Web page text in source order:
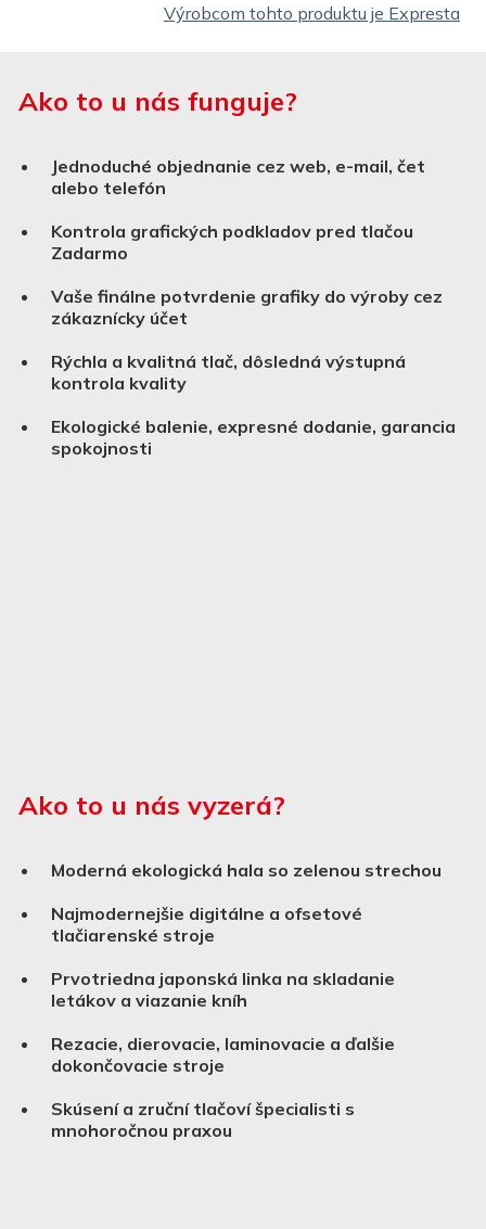
Výrobcom tohto produktu je Expresta
Ako to u nás funguje?
Jednoduché objednanie cez web, e-mail, čet
alebo telefón
Kontrola grafických podkladov pred tlačou
Zadarmo
Vaše finálne potvrdenie grafiky do výroby cez
zákaznícky účet
Rýchla a kvalitná tlač, dôsledná výstupná
kontrola kvality
Ekologické balenie, expresné dodanie, garancia
spokojnosti
Ako to u nás vyzerá?
Moderná ekologická hala so zelenou strechou
Najmodernejšie digitálne a ofsetové
tlačiarenské stroje
Prvotriedna japonská linka na skladanie
letákov a viazanie kníh
Rezacie, dierovacie, laminovacie a ďalšie
dokončovacie stroje
Skúsení a zruční tlačoví špecialisti s
mnohoročnou praxou